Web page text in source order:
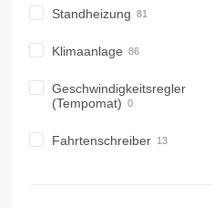
Standheizung
Klimaanlage
Geschwindigkeitsregler
(Tempomat)
Fahrtenschreiber